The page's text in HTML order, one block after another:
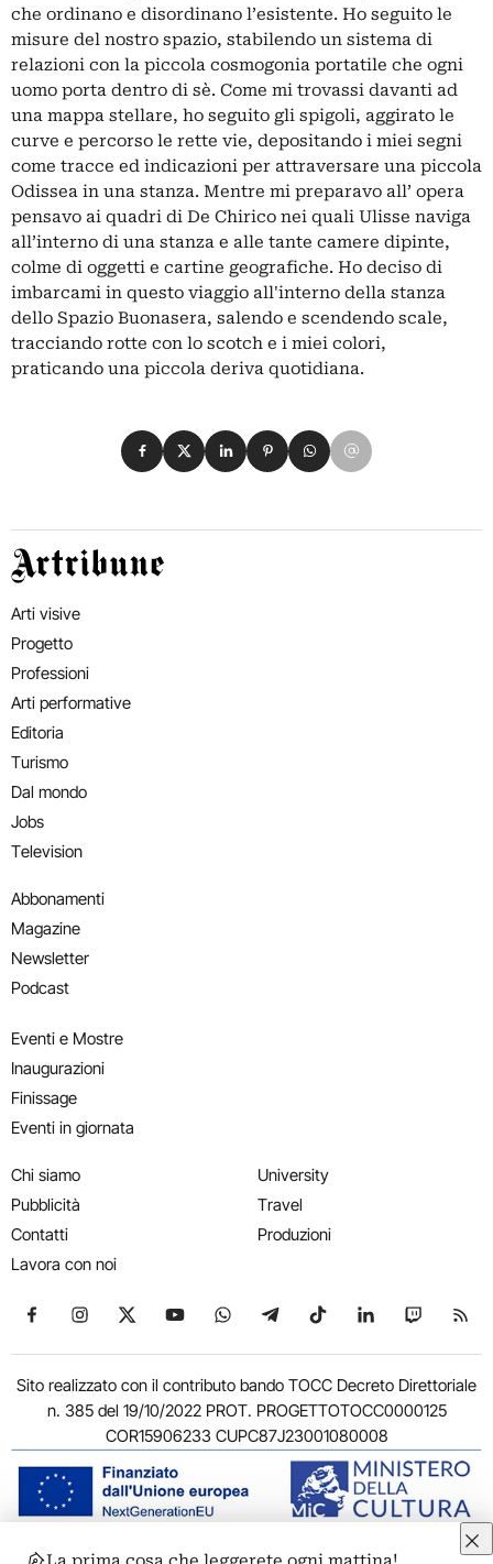
che ordinano e disordinano l’esistente. Ho seguito le
misure del nostro spazio, stabilendo un sistema di
relazioni con la piccola cosmogonia portatile che ogni
uomo porta dentro di sè. Come mi trovassi davanti ad
una mappa stellare, ho seguito gli spigoli, aggirato le
curve e percorso le rette vie, depositando i miei segni
come tracce ed indicazioni per attraversare una piccola
Odissea in una stanza. Mentre mi preparavo all’ opera
pensavo ai quadri di De Chirico nei quali Ulisse naviga
all’interno di una stanza e alle tante camere dipinte,
colme di oggetti e cartine geografiche. Ho deciso di
imbarcami in questo viaggio all'interno della stanza
dello Spazio Buonasera, salendo e scendendo scale,
tracciando rotte con lo scotch e i miei colori,
praticando una piccola deriva quotidiana.
Condividi su Facebook
Condividi su X
Condividi su LinkedIn
Condividi su Pinterest
Condividi su WhatsApp
Condividi su Email
Artribune
Arti visive
Progetto
Professioni
Arti performative
Editoria
Turismo
Dal mondo
Jobs
Television
Abbonamenti
Magazine
Newsletter
Podcast
Eventi e Mostre
Inaugurazioni
Finissage
Eventi in giornata
Chi siamo
Pubblicità
Contatti
Lavora con noi
University
Travel
Produzioni
Seguici su Facebook
Seguici su Instagram
Seguici su X
Seguici su YouTube
Seguici su WhatsApp
Seguici su Telegram
Seguici su TikTok
Seguici su
Seguici
Sito realizzato con il contributo bando TOCC Decreto Direttoriale
n. 385 del 19/10/2022 PROT. PROGETTOTOCC0000125
COR15906233 CUPC87J23001080008